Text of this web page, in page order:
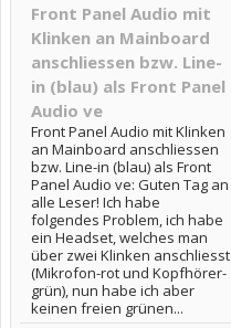
Front Panel Audio mit
Klinken an Mainboard
anschliessen bzw. Line-
in (blau) als Front Panel
Audio ve
Front Panel Audio mit Klinken
an Mainboard anschliessen
bzw. Line-in (blau) als Front
Panel Audio ve: Guten Tag an
alle Leser! Ich habe
folgendes Problem, ich habe
ein Headset, welches man
über zwei Klinken anschliesst
(Mikrofon-rot und Kopfhörer-
grün), nun habe ich aber
keinen freien grünen...